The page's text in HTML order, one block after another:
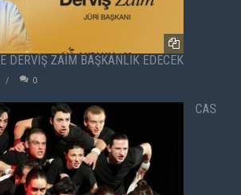
DERVİŞ ZAİM BAŞKANLIK EDECEK
0
CAS